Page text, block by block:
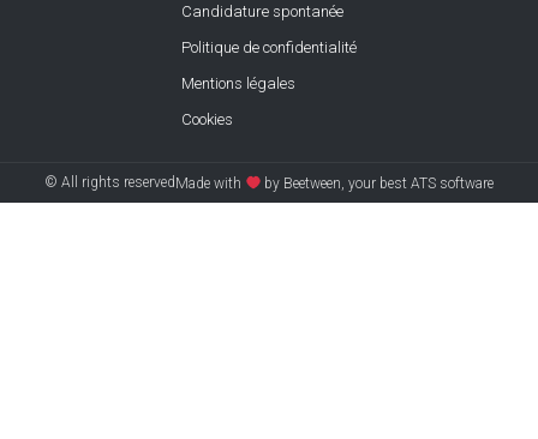
Candidature spontanée
Politique de confidentialité
Mentions légales
Cookies
© All rights reservedMade with by Beetween, your best ATS software